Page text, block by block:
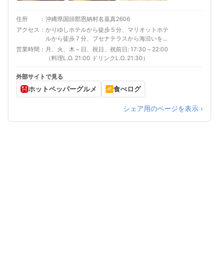
住所
沖縄県国頭郡恩納村名嘉真2606
アクセス
かりゆしホテルから徒歩５分、マリオットホテ
ルから徒歩７分、ブセナテラスから海沿いを歩
いて１５分！
営業時間
月、火、木～日、祝日、祝前日: 17:30～22:00
（料理L.O. 21:00 ドリンクL.O. 21:30）
外部サイトで見る
ホットペッパーグルメ 食べログ
シェア用のページを表示 ›